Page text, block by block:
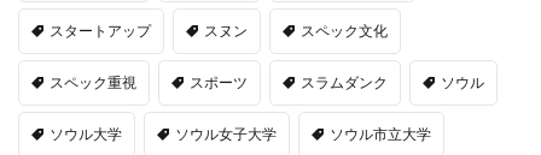
スタートアップ スヌン スペック文化
スペック重視 スポーツ スラムダンク ソウル
ソウル大学 ソウル女子大学 ソウル市立大学